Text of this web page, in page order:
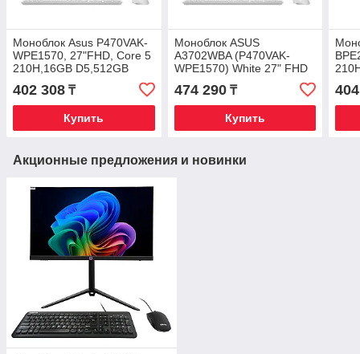
Моноблок Asus P470VAK-
WPE1570, 27"FHD, Core 5
210H,16GB D5,512GB
Graphics,DOS,300nt
402 308 ₸
Купить
Моноблок ASUS
A3702WBA (P470VAK-
WPE1570) White 27" FHD
IPS / Core 5 210H / 16GB
DDR5 / 512GB SSD /
KB+Mouse
474 290₸
Купить
Акционные предложения и новинки